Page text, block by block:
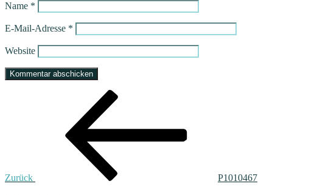
Name *
E-Mail-Adresse *
Website
Beitragsnavigation
Zurück P1010467